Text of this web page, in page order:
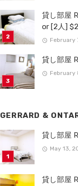
貸し部屋
or [2人]
February
貸し部屋
February
GERRARD &
貸し部屋
May 13,
貸し部屋